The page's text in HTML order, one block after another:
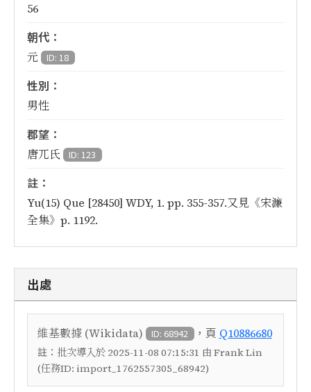
56
朝代：
元 ID: 18
性別：
男性
郡望：
唐兀氏 ID: 123
註：
Yu(15) Que [28450] WDY, 1. pp. 355-357.又見《宋濂
全集》p. 1192.
出處
維基數據 (Wikidata) ID: 68942 ，頁 Q10886680
註： 批次導入於 2025-11-08 07:15:31 由 Frank Lin
(任務ID: import_1762557305_68942)